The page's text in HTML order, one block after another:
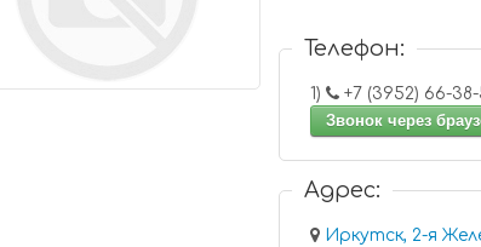
Телефон:
1)
+7 (3952) 66-
Звонок через
Адрес:
Иркутск, 2-я